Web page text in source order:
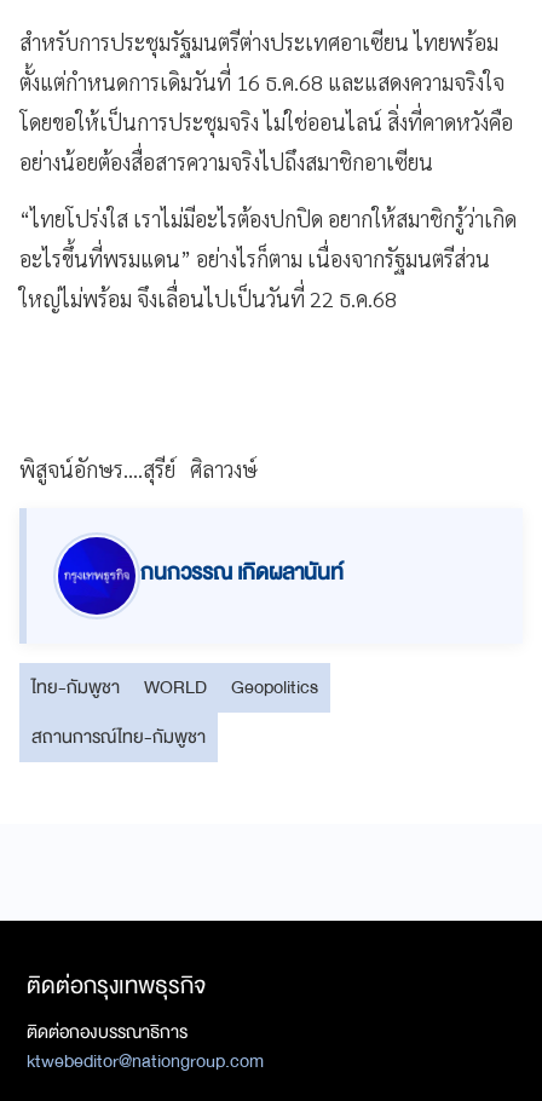
สำหรับการประชุมรัฐมนตรีต่างประเทศอาเซียน ไทยพร้อม
ตั้งแต่กำหนดการเดิมวันที่ 16 ธ.ค.68 และแสดงความจริงใจ
โดยขอให้เป็นการประชุมจริง ไม่ใช่ออนไลน์ สิ่งที่คาดหวังคือ
อย่างน้อยต้องสื่อสารความจริงไปถึงสมาชิกอาเซียน
“ไทยโปร่งใส เราไม่มีอะไรต้องปกปิด อยากให้สมาชิกรู้ว่าเกิด
อะไรขึ้นที่พรมแดน” อย่างไรก็ตาม เนื่องจากรัฐมนตรีส่วน
ใหญ่ไม่พร้อม จึงเลื่อนไปเป็นวันที่ 22 ธ.ค.68
พิสูจน์อักษร....สุรีย์ ศิลาวงษ์
กนกวรรณ เกิดผลานันท์
ไทย-กัมพูชา WORLD
Geopolitics
สถานการณ์ไทย-กัมพูชา
ติดต่อกรุงเทพธุรกิจ
ติดต่อกองบรรณาธิการ
ktwebeditor@nationgroup.com